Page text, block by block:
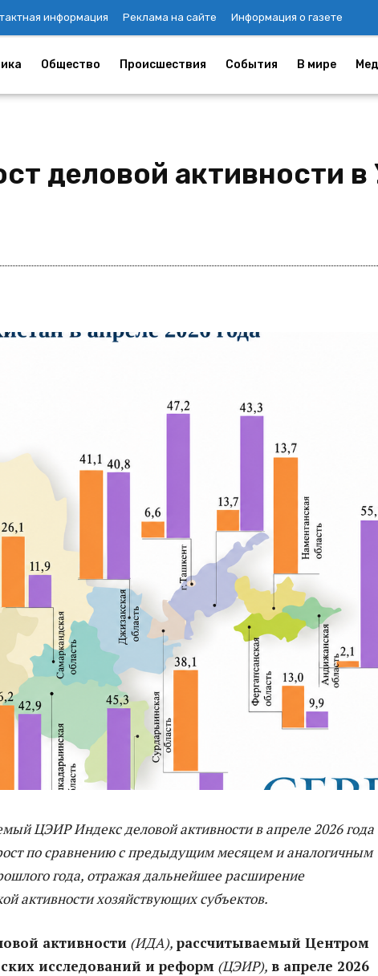
информация Реклама на сайте Информация о газете
Общество Происшествия События В мире
деловой активности в
ЦЭИР Индекс деловой активности в апреле 2026 года
по сравнению с предыдущим месяцем и аналогичным
года, отражая дальнейшее расширение
активности хозяйствующих субъектов.
активности (ИДА), рассчитываемый Центром
исследований и реформ (ЦЭИР), в апреле 2026